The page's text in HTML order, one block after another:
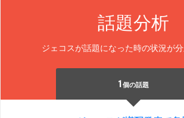
話題分析
ジェコスが話題になった時の状況が分
1 個の話題